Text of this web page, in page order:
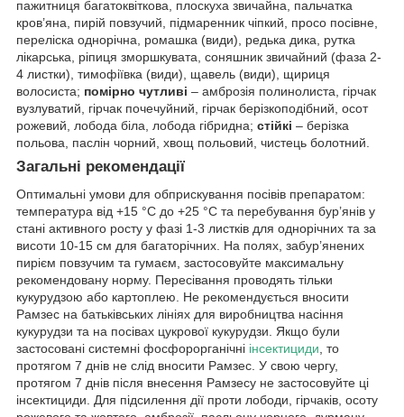
пажитниця багатоквіткова, плоскуха звичайна, пальчатка
кров’яна, пирій повзучий, підмаренник чіпкий, просо посівне,
переліска однорічна, ромашка (види), редька дика, рутка
лікарська, ріпиця зморшкувата, соняшник звичайний (фаза 2-
4 листки), тимофіївка (види), щавель (види), щириця
волосиста; помірно чутливі – амброзія полинолиста, гірчак
вузлуватий, гірчак почечуйний, гірчак берізкоподібний, осот
рожевий, лобода біла, лобода гібридна; стійкі – берізка
польова, паслін чорний, хвощ польовий, чистець болотний.
Загальні рекомендації
Оптимальні умови для обприскування посівів препаратом:
температура від +15 °С до +25 °С та перебування бур’янів у
стані активного росту у фазі 1-3 листків для однорічних та за
висоти 10-15 см для багаторічних. На полях, забур’янених
пирієм повзучим та гумаєм, застосовуйте максимальну
рекомендовану норму. Пересівання проводять тільки
кукурудзою або картоплею. Не рекомендується вносити
Рамзес на батьківських лініях для виробництва насіння
кукурудзи та на посівах цукрової кукурудзи. Якщо були
застосовані системні фосфорорганічні інсектициди , то
протягом 7 днів не слід вносити Рамзес. У свою чергу,
протягом 7 днів після внесення Рамзесу не застосовуйте ці
інсектициди. Для підсилення дії проти лободи, гірчаків, осоту